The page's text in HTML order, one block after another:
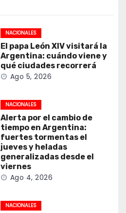
NACIONALES
El papa León XIV visitará la
Argentina: cuándo viene y
qué ciudades recorrerá
Ago 5, 2026
NACIONALES
Alerta por el cambio de
tiempo en Argentina:
fuertes tormentas el
jueves y heladas
generalizadas desde el
viernes
Ago 4, 2026
NACIONALES